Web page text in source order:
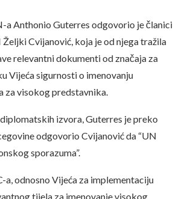
a Anthonio Guterres odgovorio je članici
Cvijanović, koja je od njega tražila
relevantni dokumenti od značaja za
Vijeća sigurnosti o imenovanju
za visokog predstavnika.
izvora, Guterres je preko
odgovorio Cvijanović da “UN
sporazuma”.
a, odnosno Vijeća za implementaciju
tijela za imenovanje visokog